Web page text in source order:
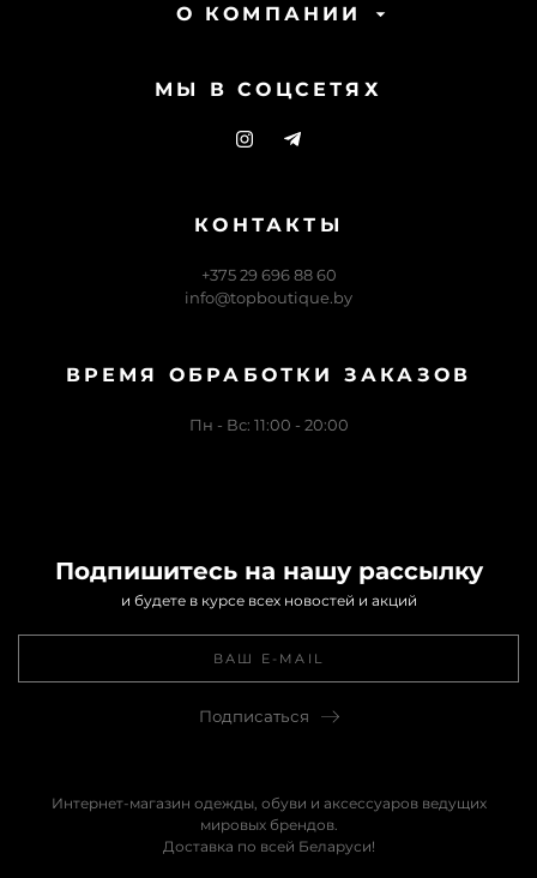
О КОМПАНИИ
МЫ В СОЦСЕТЯХ
КОНТАКТЫ
+375 29 696 88 60
info@topboutique.by
ВРЕМЯ ОБРАБОТКИ ЗАКАЗОВ
Пн - Вс: 11:00 - 20:00
Подпишитесь на нашу рассылку
и будете в курсе всех новостей и акций
Подписаться
Интернет-магазин одежды, обуви и аксессуаров ведущих
мировых брендов.
Доставка по всей Беларуси!